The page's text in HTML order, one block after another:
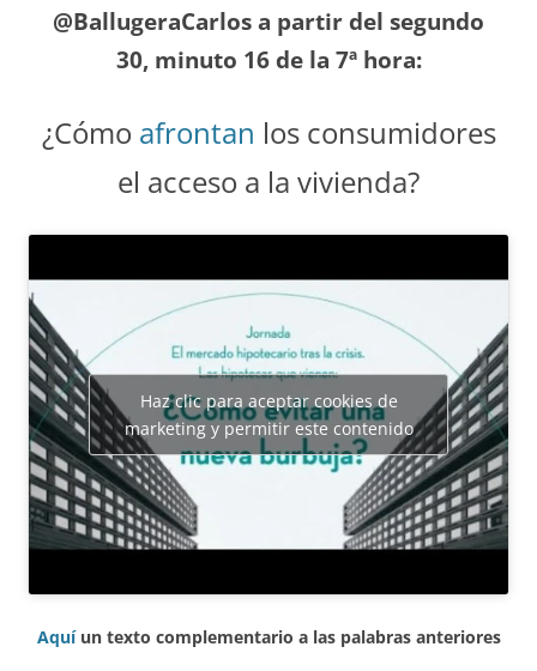
@BallugeraCarlos a partir del segundo
30, minuto 16 de la 7ª hora:
¿Cómo afrontan los consumidores
el acceso a la vivienda?
Haz clic para aceptar cookies de
marketing y permitir este contenido
Aquíun texto complementario a las palabras anteriores